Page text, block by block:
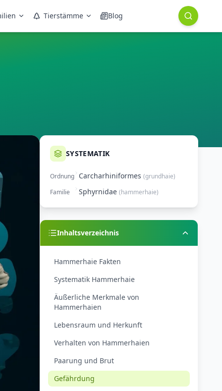
Tierstämme Blog
SYSTEMATIK
Ordnung Carcharhiniformes (grundhaie)
Familie
Sphyrnidae (hammerhaie)
Inhaltsverzeichnis
Hammerhaie Fakten
Systematik Hammerhaie
Äußerliche Merkmale von
Hammerhaien
Lebensraum und Herkunft
Verhalten von Hammerhaien
Paarung und Brut
Gefährdung